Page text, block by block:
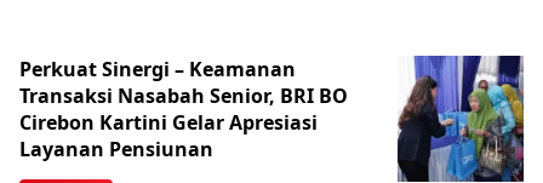
Perkuat Sinergi – Keamanan
Transaksi Nasabah Senior, BRI BO
Cirebon Kartini Gelar Apresiasi
Layanan Pensiunan